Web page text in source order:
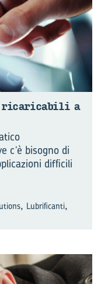
ri­ca­ri­ca­bi­li a
c’è bisogno di
difficili
, Lubrificanti,